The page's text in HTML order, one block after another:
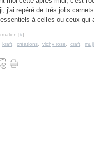
j'ai repéré de trés jolis
à celles ou ceux qui
[#]
kraft créations vichy rose craft muji